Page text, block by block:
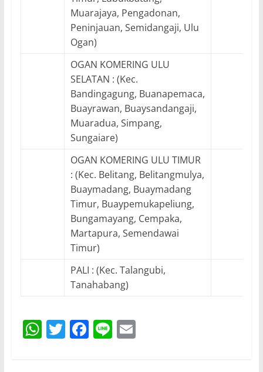
Muarajaya, Pengadonan,
Peninjauan, Semidangaji, Ulu
Ogan)
OGAN KOMERING ULU
SELATAN : (Kec.
Bandingagung, Buanapemaca,
Buayrawan, Buaysandangaji,
Muaradua, Simpang,
Sungaiare)
OGAN KOMERING ULU TIMUR
: (Kec. Belitang, Belitangmulya,
Buaymadang, Buaymadang
Timur, Buaypemukapeliung,
Bungamayang, Cempaka,
Martapura, Semendawai
Timur)
PALI : (Kec. Talangubi,
Tanahabang)
W T F Li E